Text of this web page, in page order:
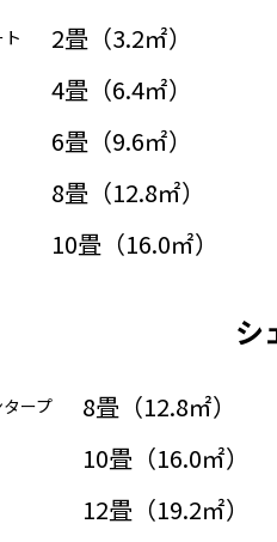
2畳（3.2㎡）
4畳（6.4㎡）
6畳（9.6㎡）
8畳（12.8㎡）
10畳（16.0㎡）
シ
8畳（12.8㎡）
10畳（16.0㎡）
12畳（19.2㎡）